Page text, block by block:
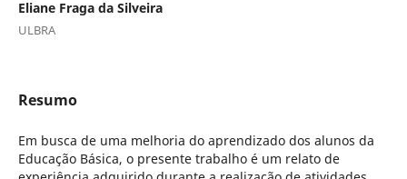
Eliane Fraga da Silveira
ULBRA
Resumo
Em busca de uma melhoria do aprendizado dos alunos da
Educação Básica, o presente trabalho é um relato de